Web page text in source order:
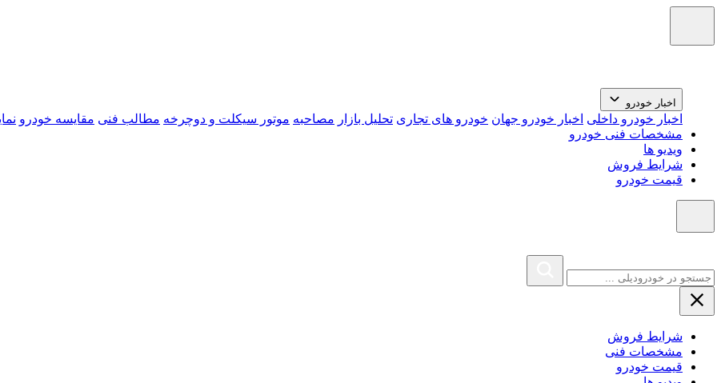
اخبار خودرو
اخبار خودرو داخلی اخبار خودرو جهان خودرو های تجاری تحلیل بازار مصاحبه موتور سیکلت و دوچرخه مطالب فنی مقایسه خودرو
مشخصات فنی خودرو
ویدیو ها
شرایط فروش
قیمت خودرو
شرایط فروش
مشخصات فنی
قیمت خودرو